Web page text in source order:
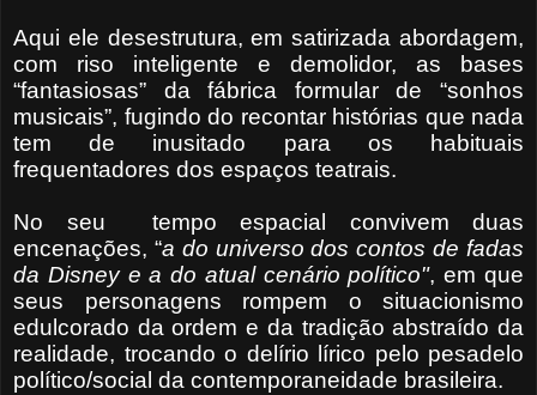
Aqui ele desestrutura, em satirizada abordagem,
com riso inteligente e demolidor, as bases
“fantasiosas” da fábrica formular de “sonhos
musicais”, fugindo do recontar histórias que nada
tem de inusitado para os habituais
frequentadores dos espaços teatrais.
No seu
tempo espacial convivem duas
encenações, “a do universo dos contos de fadas
da Disney e a do atual cenário político", em que
seus personagens rompem o situacionismo
edulcorado da ordem e da tradição abstraído da
realidade, trocando o delírio lírico pelo pesadelo
político/social da contemporaneidade brasileira.